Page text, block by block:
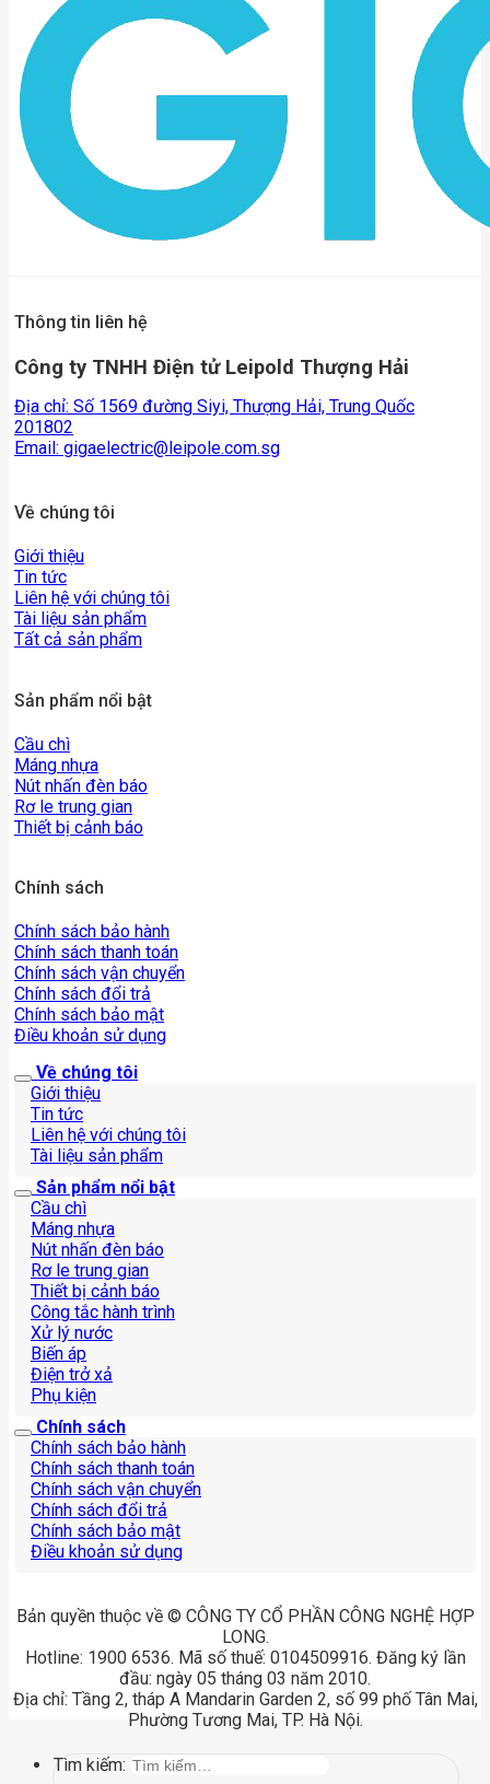
Thông tin liên hệ
Công ty TNHH Điện tử Leipold Thượng Hải
Địa chỉ: Số 1569 đường Siyi, Thượng Hải, Trung Quốc
201802
Email: gigaelectric@leipole.com.sg
Về chúng tôi
Giới thiệu
Tin tức
Liên hệ với chúng tôi
Tài liệu sản phẩm
Tất cả sản phẩm
Sản phẩm nổi bật
Cầu chì
Máng nhựa
Nút nhấn đèn báo
Rơ le trung gian
Thiết bị cảnh báo
Chính sách
Chính sách bảo hành
Chính sách thanh toán
Chính sách vận chuyển
Chính sách đổi trả
Chính sách bảo mật
Điều khoản sử dụng
Về chúng tôi
Giới thiệu
Tin tức
Liên hệ với chúng tôi
Tài liệu sản phẩm
Sản phẩm nổi bật
Cầu chì
Máng nhựa
Nút nhấn đèn báo
Rơ le trung gian
Thiết bị cảnh báo
Công tắc hành trình
Xử lý nước
Biến áp
Điện trở xả
Phụ kiện
Chính sách
Chính sách bảo hành
Chính sách thanh toán
Chính sách vận chuyển
Chính sách đổi trả
Chính sách bảo mật
Điều khoản sử dụng
Bản quyền thuộc về © CÔNG TY CỔ PHẦN CÔNG NGHỆ HỢP
LONG.
Hotline: 1900 6536. Mã số thuế: 0104509916. Đăng ký lần
đầu: ngày 05 tháng 03 năm 2010.
Địa chỉ: Tầng 2, tháp A Mandarin Garden 2, số 99 phố Tân Mai,
Phường Tương Mai, TP. Hà Nội.
Tìm kiếm: